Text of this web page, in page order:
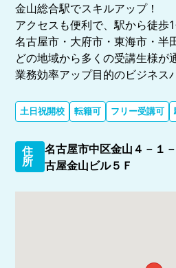
金山総合駅でスキルアップ！
アクセスも便利で、駅から徒歩
名古屋市・大府市・東海市・半
どの地域から多くの受講生様が
業務効率アップ目的のビジネス
土日祝開校 転籍可 フリー受講可
住
所
名古屋市中区金山４－１
古屋金山ビル５Ｆ